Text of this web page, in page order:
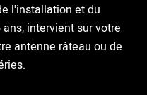
l'installation et du
intervient sur votre
antenne râteau ou de